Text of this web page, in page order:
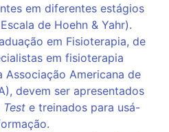
em diferentes estágios
de Hoehn & Yahr).
em Fisioterapia, de
em fisioterapia
Associação Americana de
devem ser apresentados
Test e treinados para usá-